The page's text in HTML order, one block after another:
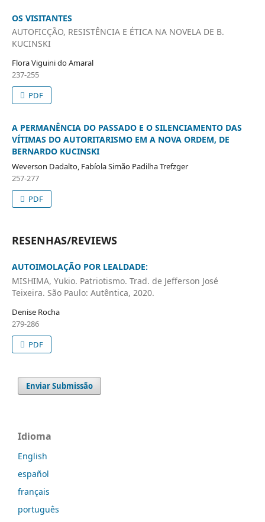
OS VISITANTES
AUTOFICÇÃO, RESISTÊNCIA E ÉTICA NA NOVELA DE B.
KUCINSKI
Flora Viguini do Amaral
237-255
PDF
A PERMANÊNCIA DO PASSADO E O SILENCIAMENTO DAS
VÍTIMAS DO AUTORITARISMO EM A NOVA ORDEM, DE
BERNARDO KUCINSKI
Weverson Dadalto, Fabíola Simão Padilha Trefzger
257-277
PDF
RESENHAS/REVIEWS
AUTOIMOLAÇÃO POR LEALDADE:
MISHIMA, Yukio. Patriotismo. Trad. de Jefferson José
Teixeira. São Paulo: Autêntica, 2020.
Denise Rocha
279-286
PDF
Enviar Submissão
Idioma
English
español
français
português